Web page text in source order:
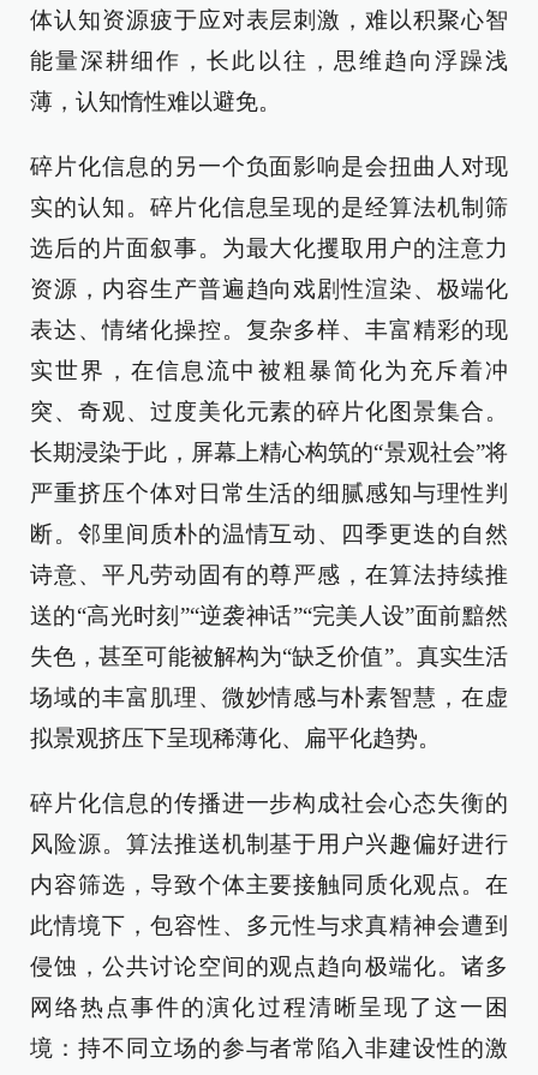
体认知资源疲于应对表层刺激，难以积聚心智
能量深耕细作，长此以往，思维趋向浮躁浅
薄，认知惰性难以避免。
碎片化信息的另一个负面影响是会扭曲人对现
实的认知。碎片化信息呈现的是经算法机制筛
选后的片面叙事。为最大化攫取用户的注意力
资源，内容生产普遍趋向戏剧性渲染、极端化
表达、情绪化操控。复杂多样、丰富精彩的现
实世界，在信息流中被粗暴简化为充斥着冲
突、奇观、过度美化元素的碎片化图景集合。
长期浸染于此，屏幕上精心构筑的“景观社会”将
严重挤压个体对日常生活的细腻感知与理性判
断。邻里间质朴的温情互动、四季更迭的自然
诗意、平凡劳动固有的尊严感，在算法持续推
送的“高光时刻”“逆袭神话”“完美人设”面前黯然
失色，甚至可能被解构为“缺乏价值”。真实生活
场域的丰富肌理、微妙情感与朴素智慧，在虚
拟景观挤压下呈现稀薄化、扁平化趋势。
碎片化信息的传播进一步构成社会心态失衡的
风险源。算法推送机制基于用户兴趣偏好进行
内容筛选，导致个体主要接触同质化观点。在
此情境下，包容性、多元性与求真精神会遭到
侵蚀，公共讨论空间的观点趋向极端化。诸多
网络热点事件的演化过程清晰呈现了这一困
境：持不同立场的参与者常陷入非建设性的激